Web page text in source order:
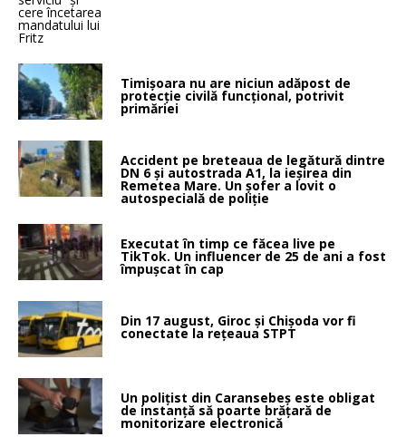
Timișoara nu are niciun adăpost de
protecție civilă funcțional, potrivit
primăriei
Accident pe breteaua de legătură dintre
DN 6 și autostrada A1, la ieșirea din
Remetea Mare. Un șofer a lovit o
autospecială de poliție
Executat în timp ce făcea live pe
TikTok. Un influencer de 25 de ani a fost
împușcat în cap
Din 17 august, Giroc și Chișoda vor fi
conectate la rețeaua STPT
Un polițist din Caransebeș este obligat
de instanță să poarte brățară de
monitorizare electronică